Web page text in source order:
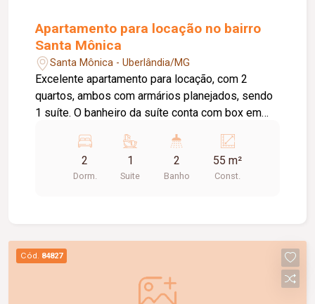
Apartamento para locação no bairro
Santa Mônica
Santa Mônica - Uberlândia/MG
Excelente apartamento para locação, com 2
quartos, ambos com armários planejados, sendo
1 suíte. O banheiro da suíte conta com box em
ampla e bem iluminada, sacada com
churrasqueira, cozinha com armários planejados e
cooktop, área de serviço com armário e banheiro
com capacidade para 2 carros. Um imóvel
confortável, funcional e pronto para morar.
Agende uma visita e conheça!
2
Dorm.
1
Suite
2
Banho
55 m²
Const.
Cód. 84827